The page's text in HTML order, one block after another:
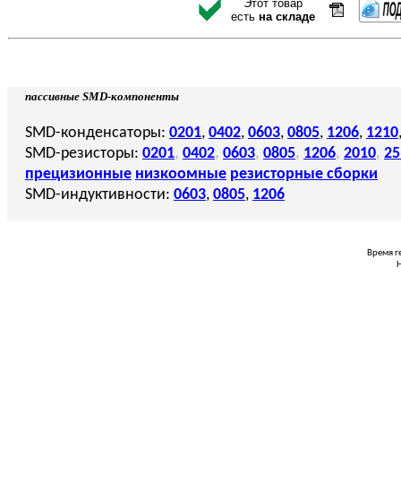
Этот товар
есть на складе
пассивные SMD-компоненты
SMD-конденсаторы: 0201, 0402, 0603, 0805, 1206, 1210,
SMD-резисторы: 0201, 0402, 0603, 0805, 1206, 2010,
прецизионные низкоомные резисторные сборки
SMD-индуктивности: 0603, 0805, 1206
Время